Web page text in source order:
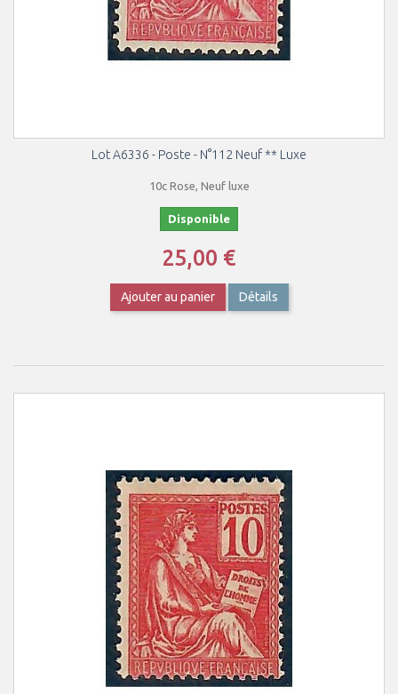
Lot A6336 - Poste - N°112 Neuf ** Luxe
10c Rose, Neuf luxe
Disponible
25,00 €
Ajouter au panier Détails